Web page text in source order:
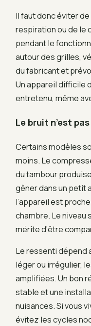
Il faut donc éviter
respiration ou de le
pendant le
autour des grilles,
du fabricant et
Un appareil difficile
entretenu, même
Le bruit n’est
Certains modèles
moins. Le
du tambour
gêner dans un petit
l’appareil est
chambre. Le niveau
mérite d’être
Le ressenti dépend
léger ou irrégulier,
amplifiées. Un bon
stable et une
nuisances. Si vous
évitez les cycles